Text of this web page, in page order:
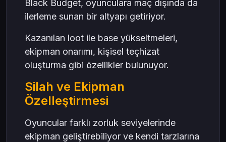
Black Budget, oyunculara maç dışında da
ilerleme sunan bir altyapı getiriyor.
Kazanılan loot ile base yükseltmeleri,
ekipman onarımı, kişisel teçhizat
oluşturma gibi özellikler bulunuyor.
Silah ve Ekipman
Özelleştirmesi
Oyuncular farklı zorluk seviyelerinde
ekipman geliştirebiliyor ve kendi tarzlarına